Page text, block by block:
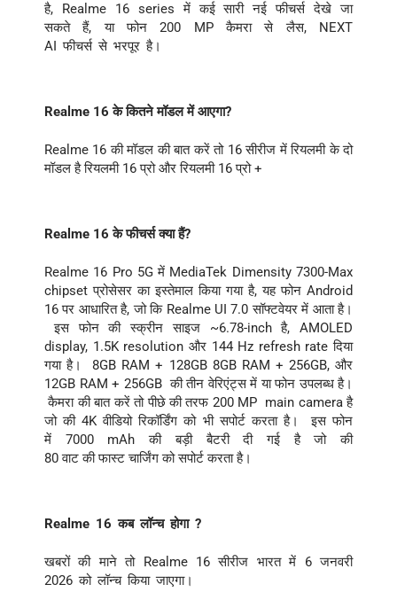
है, Realme16 seriesमेंकई सारी नईफीचर्सदेखे जा
सकते हैं,या फोन 200 MPकैमरासे लैस,
NEXT
AIफीचर्स से भरपूर है।
Realme 16 के कितने मॉडल में आएगा?
Realme 16की मॉडल की बात करें तो 16 सीरीज में रियलमी के दो
मॉडल है रियलमी16 प्रो औररियलमी16 प्रो +
Realme 16 के फीचर्स क्या हैं?
Realme 16 Pro 5Gमें MediaTek Dimensity 7300-Max
chipsetप्रोसेसर का इस्तेमाल किया गया है,यह फोन Android
16पर आधारित है,जो किRealme UI 7.0सॉफ्टवेयर में आता है।
इस फोन की स्क्रीन साइज~6.78-inchहै, AMOLED
display, 1.5K resolution और144 Hz refresh rateदिया
गया है।
8GB RAM + 128GB 8GB RAM + 256GB,और
12GB RAM + 256GB की तीन वेरिएंट्स में या फोन उपलब्ध है।
कैमरा की बात करें तो पीछे की तरफ 200 MP main cameraहै
जो की 4Kवीडियो रिकॉर्डिंग को भी सपोर्ट करता है।
इस फोन
में 7000 mAh कीबड़ीबैटरीदी गई है जो की
80वाटकीफास्ट चार्जिंग कोसपोर्टकरता है।
Realme 16 कब लॉन्च होगा ?
खबरों की माने तो Realme 16सीरीज भारत में 6 जनवरी
2026 को लॉन्च किया जाएगा।